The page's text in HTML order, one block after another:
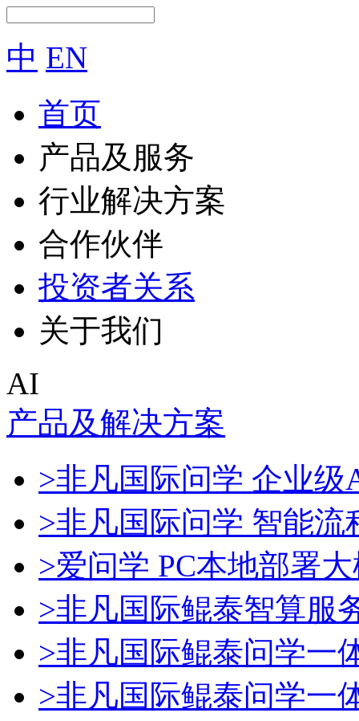
中 EN
首页
产品及服务
行业解决方案
合作伙伴
投资者关系
关于我们
AI
产品及解决方案
>非凡国际问学 企业级
>非凡国际问学 智能流
>爱问学 PC本地部署
>非凡国际鲲泰智算服
>非凡国际鲲泰问学一
>非凡国际鲲泰问学一